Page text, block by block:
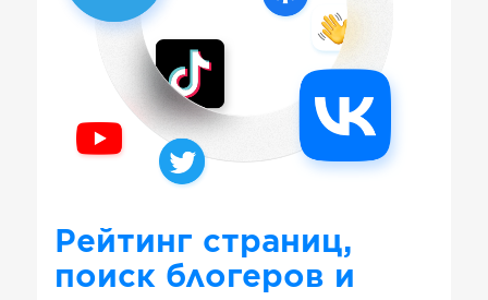
Рейтинг страниц,
поиск блогеров и